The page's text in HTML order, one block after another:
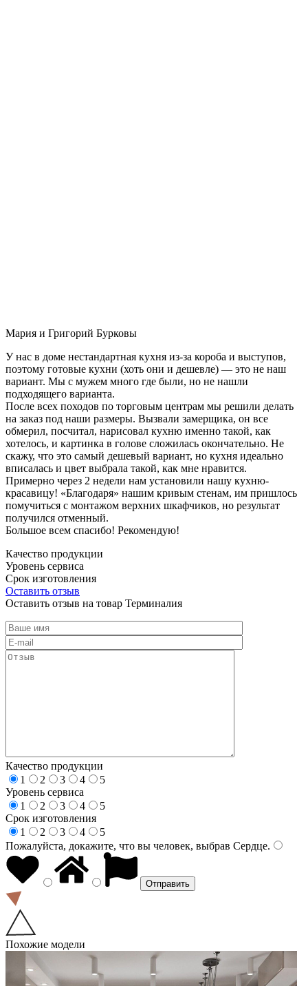
Мария и Григорий Бурковы
У нас в доме нестандартная кухня из-за короба и выступов,
поэтому готовые кухни (хоть они и дешевле) — это не наш
вариант. Мы с мужем много где были, но не нашли
подходящего варианта.
После всех походов по торговым центрам мы решили делать
на заказ под наши размеры. Вызвали замерщика, он все
обмерил, посчитал, нарисовал кухню именно такой, как
хотелось, и картинка в голове сложилась окончательно. Не
скажу, что это самый дешевый вариант, но кухня идеально
вписалась и цвет выбрала такой, как мне нравится.
Примерно через 2 недели нам установили нашу кухню-
красавицу! «Благодаря» нашим кривым стенам, им пришлось
помучиться с монтажом верхних шкафчиков, но результат
получился отменный.
Большое всем спасибо! Рекомендую!
Качество продукции
Уровень сервиса
Срок изготовления
Оставить отзыв
Оставить отзыв на товар Терминалия
Качество продукции
1
2 3 4
5
Уровень сервиса
1
2 3 4
5
Срок изготовления
1
2 3 4
5
Пожалуйста, докажите, что вы человек, выбрав Сердце.
Похожие модели